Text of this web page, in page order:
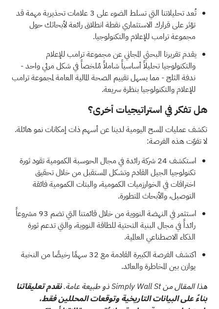
تُعد تحليلاتنا التي تسلط الضوء على 3 علامات تحذيرية مهمة
قد
تؤثر على قرارك الاستثماري نقطة انطلاق رائعة لأبحاثك حول
مجموعة ترامب للإعلام والتكنولوجيا.
يقدم تقريرنا البحثي المجاني عن مجموعة ترامب للإعلام
والتكنولوجيا تحليلاً أساسياً شاملاً مُلخصاً في شكل مرئي واحد -
ندفة الثلج - مما يسهل تقييم الصحة المالية العامة لمجموعة ترامب
للإعلام والتكنولوجيا بنظرة سريعة.
هل تفكر في استراتيجيات أخرى؟
تكشف عمليات المسح اليومية لدينا عن أسهم ذات إمكانات نمو هائلة.
لا تفوّت هذه الفرصة:
استكشف 24 شركة رائدة في مجال الحوسبة الكمومية
تقود ثورة
تكنولوجيا الجيل القادم وتشكل المستقبل من خلال تحقيق
اختراقات في الخوارزميات الكمومية، والبتات الكمومية فائقة
التوصيل، والأبحاث المتطورة.
استثمر في النهضة النووية من خلال قائمتنا التي تضم
93 مشروعاً
رائداً في مجال البنية التحتية للطاقة النووية، والتيتدعم ثورة
الذكاء الاصطناعي العالمية.
اكتشف الفرصة الكبيرة القادمة مع 32 سهمًا رخيصًا من النخبة
يوازن بين المخاطرة والعائد.
هذا المقال من Simply Wall St ذو طبيعة عامة.
نقدم تعليقاتنا
بناءً على البيانات التاريخية وتوقعات المحللين فقط،